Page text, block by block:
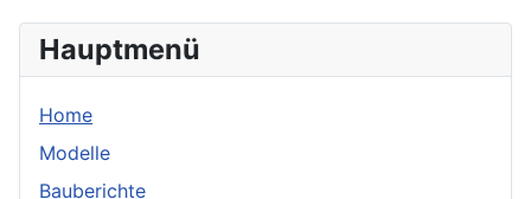
Hauptmenü
Home
Modelle
Bauberichte